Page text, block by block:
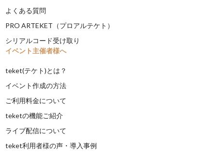
よくある質問
PRO ARTEKET（プロアルテケト）
シリアルコード受け取り
イベント主催者様へ
teket(テケト)とは？
イベント作成の方法
ご利用料金について
teketの機能ご紹介
ライブ配信について
teket利用者様の声・導入事例